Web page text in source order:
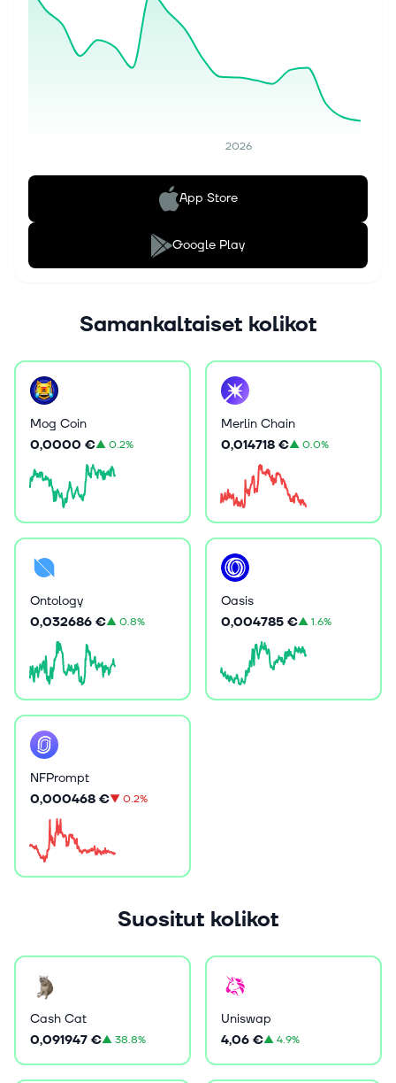
2026
App Store
Google Play
Samankaltaiset kolikot
Mog Coin
0,0000 €▲0.2%
Merlin Chain
0,014718 €▲0.0%
Ontology
0,032686 €▲0.8%
Oasis
0,004785 €▲1.6%
NFPrompt
0,000468 €▼0.2%
Suositut kolikot
Cash Cat
0,091947 €▲38.8%
Uniswap
4,06 €▲4.9%